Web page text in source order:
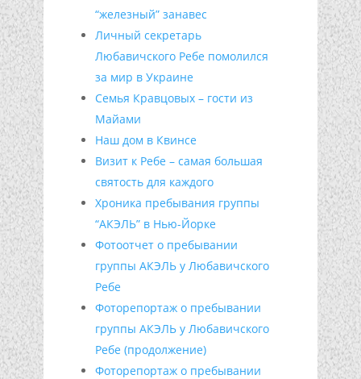
“железный” занавес
Личный секретарь
Любавичского Ребе помолился
за мир в Украине
Семья Кравцовых – гости из
Майами
Наш дом в Квинсе
Визит к Ребе – самая большая
святость для каждого
Хроника пребывания группы
“АКЭЛЬ” в Нью-Йорке
Фотоотчет о пребывании
группы АКЭЛЬ у Любавичского
Ребе
Фоторепортаж о пребывании
группы АКЭЛЬ у Любавичского
Ребе (продолжение)
Фоторепортаж о пребывании